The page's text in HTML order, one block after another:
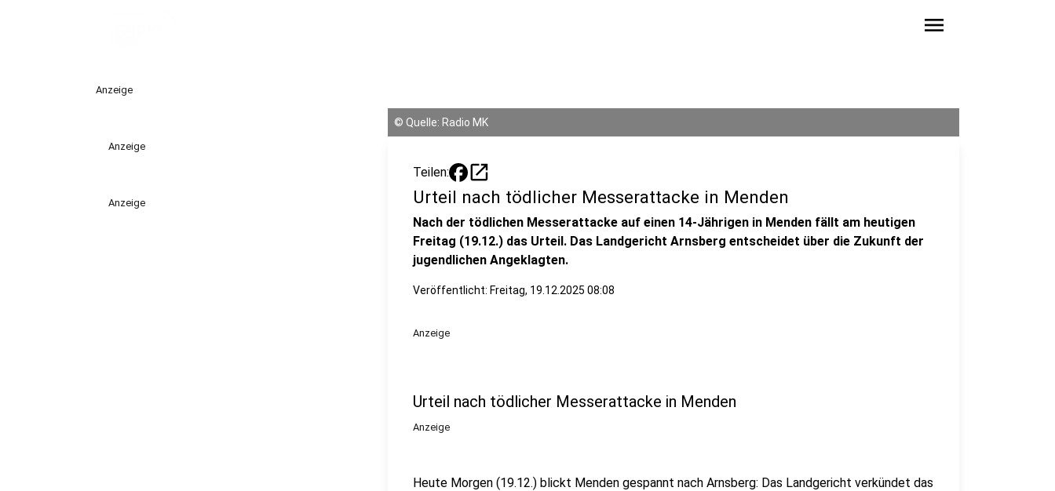
menu
Anzeige
Anzeige
Anzeige
© Quelle: Radio MK
Teilen: open_in_new
Urteil nach tödlicher Messerattacke in Menden
Nach der tödlichen Messerattacke auf einen 14-Jährigen in Menden fällt am heutigen
Freitag (19.12.) das Urteil. Das Landgericht Arnsberg entscheidet über die Zukunft der
jugendlichen Angeklagten.
Veröffentlicht: Freitag, 19.12.2025 08:08
Anzeige
Urteil nach tödlicher Messerattacke in Menden
Anzeige
Heute Morgen (19.12.) blickt Menden gespannt nach Arnsberg: Das Landgericht verkündet das